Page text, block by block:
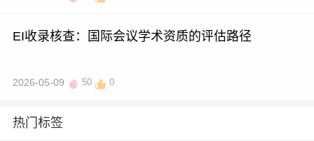
EI收录核查：国际会议学术资质的评估路径
2026-05-09 50 0
热门标签